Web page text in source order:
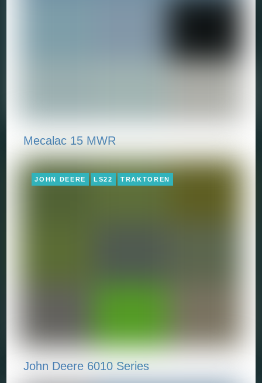
Mecalac 15 MWR
JOHN DEERE LS22 TRAKTOREN
John Deere 6010 Series